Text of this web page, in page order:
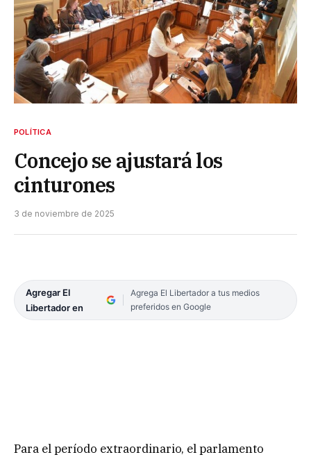
POLÍTICA
Concejo se ajustará los
cinturones
3 de noviembre de 2025
Agregar El
Libertador en
Agrega El Libertador a tus medios
preferidos en Google
Para el período extraordinario, el parlamento